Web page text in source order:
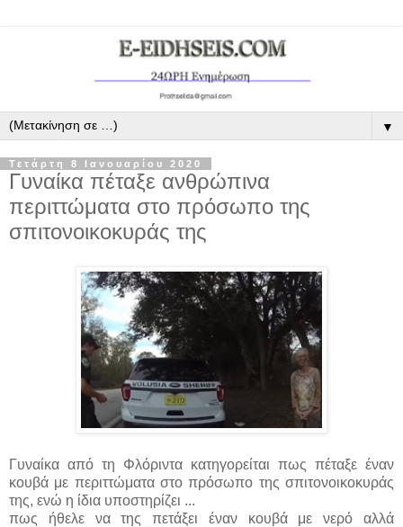
▼
Τετάρτη 8 Ιανουαρίου 2020
Γυναίκα πέταξε ανθρώπινα
περιττώματα στο πρόσωπο της
σπιτονοικοκυράς της
Γυναίκα από τη Φλόριντα κατηγορείται πως πέταξε έναν
κουβά με περιττώματα στο πρόσωπο της σπιτονοικοκυράς
της, ενώ η ίδια υποστηρίζει ...
πως ήθελε να της πετάξει έναν κουβά με νερό αλλά